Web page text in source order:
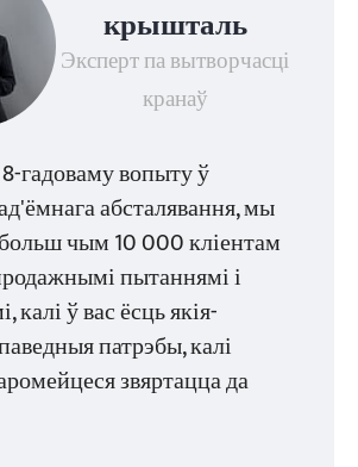
крышталь
Эксперт па вытворчасці
кранаў
гадоваму вопыту ў
абсталявання, мы
чым 10 000 кліентам
пытаннямі і
калі ў вас ёсць якія-
патрэбы, калі
звяртацца да